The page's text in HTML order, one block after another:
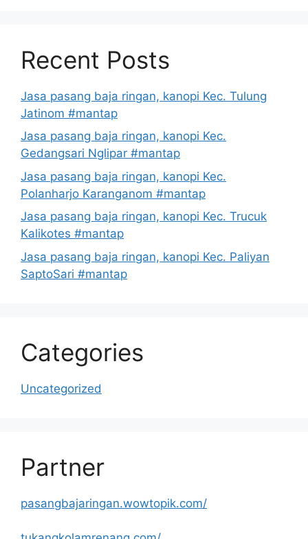
Recent Posts
Jasa pasang baja ringan, kanopi Kec. Tulung
Jatinom #mantap
Jasa pasang baja ringan, kanopi Kec.
Gedangsari Nglipar #mantap
Jasa pasang baja ringan, kanopi Kec.
Polanharjo Karanganom #mantap
Jasa pasang baja ringan, kanopi Kec. Trucuk
Kalikotes #mantap
Jasa pasang baja ringan, kanopi Kec. Paliyan
SaptoSari #mantap
Categories
Uncategorized
Partner
pasangbajaringan.wowtopik.com/